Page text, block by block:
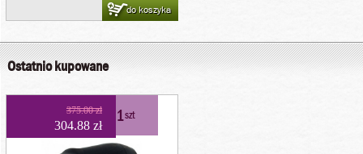
do koszyka
Ostatnio kupowane
375.00 zł
304.88 zł 1szt